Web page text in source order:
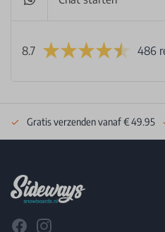
8.7 486
Gratis verzenden vanaf € 49.95
FacebookInstagram